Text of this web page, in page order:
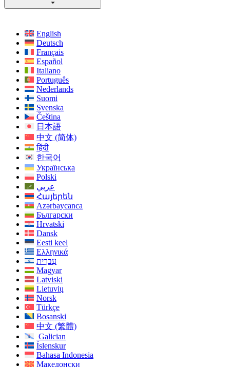
English
Deutsch
Français
Español
Italiano
Português
Nederlands
Suomi
Svenska
Čeština
日本語
中文 (简体)
हिंदी
한국어
Українська
Polski
عربي
Հայերեն
Azərbaycanca
Български
Hrvatski
Dansk
Eesti keel
Ελληνικά
עִברִית
Magyar
Latviski
Lietuvių
Norsk
Türkçe
Bosanski
中文 (繁體)
Galician
Íslenskur
Bahasa Indonesia
Македонски